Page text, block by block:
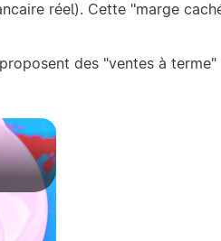
réel). Cette "marge
des "ventes à